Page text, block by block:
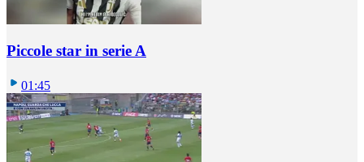
Piccole star in serie A
01:45